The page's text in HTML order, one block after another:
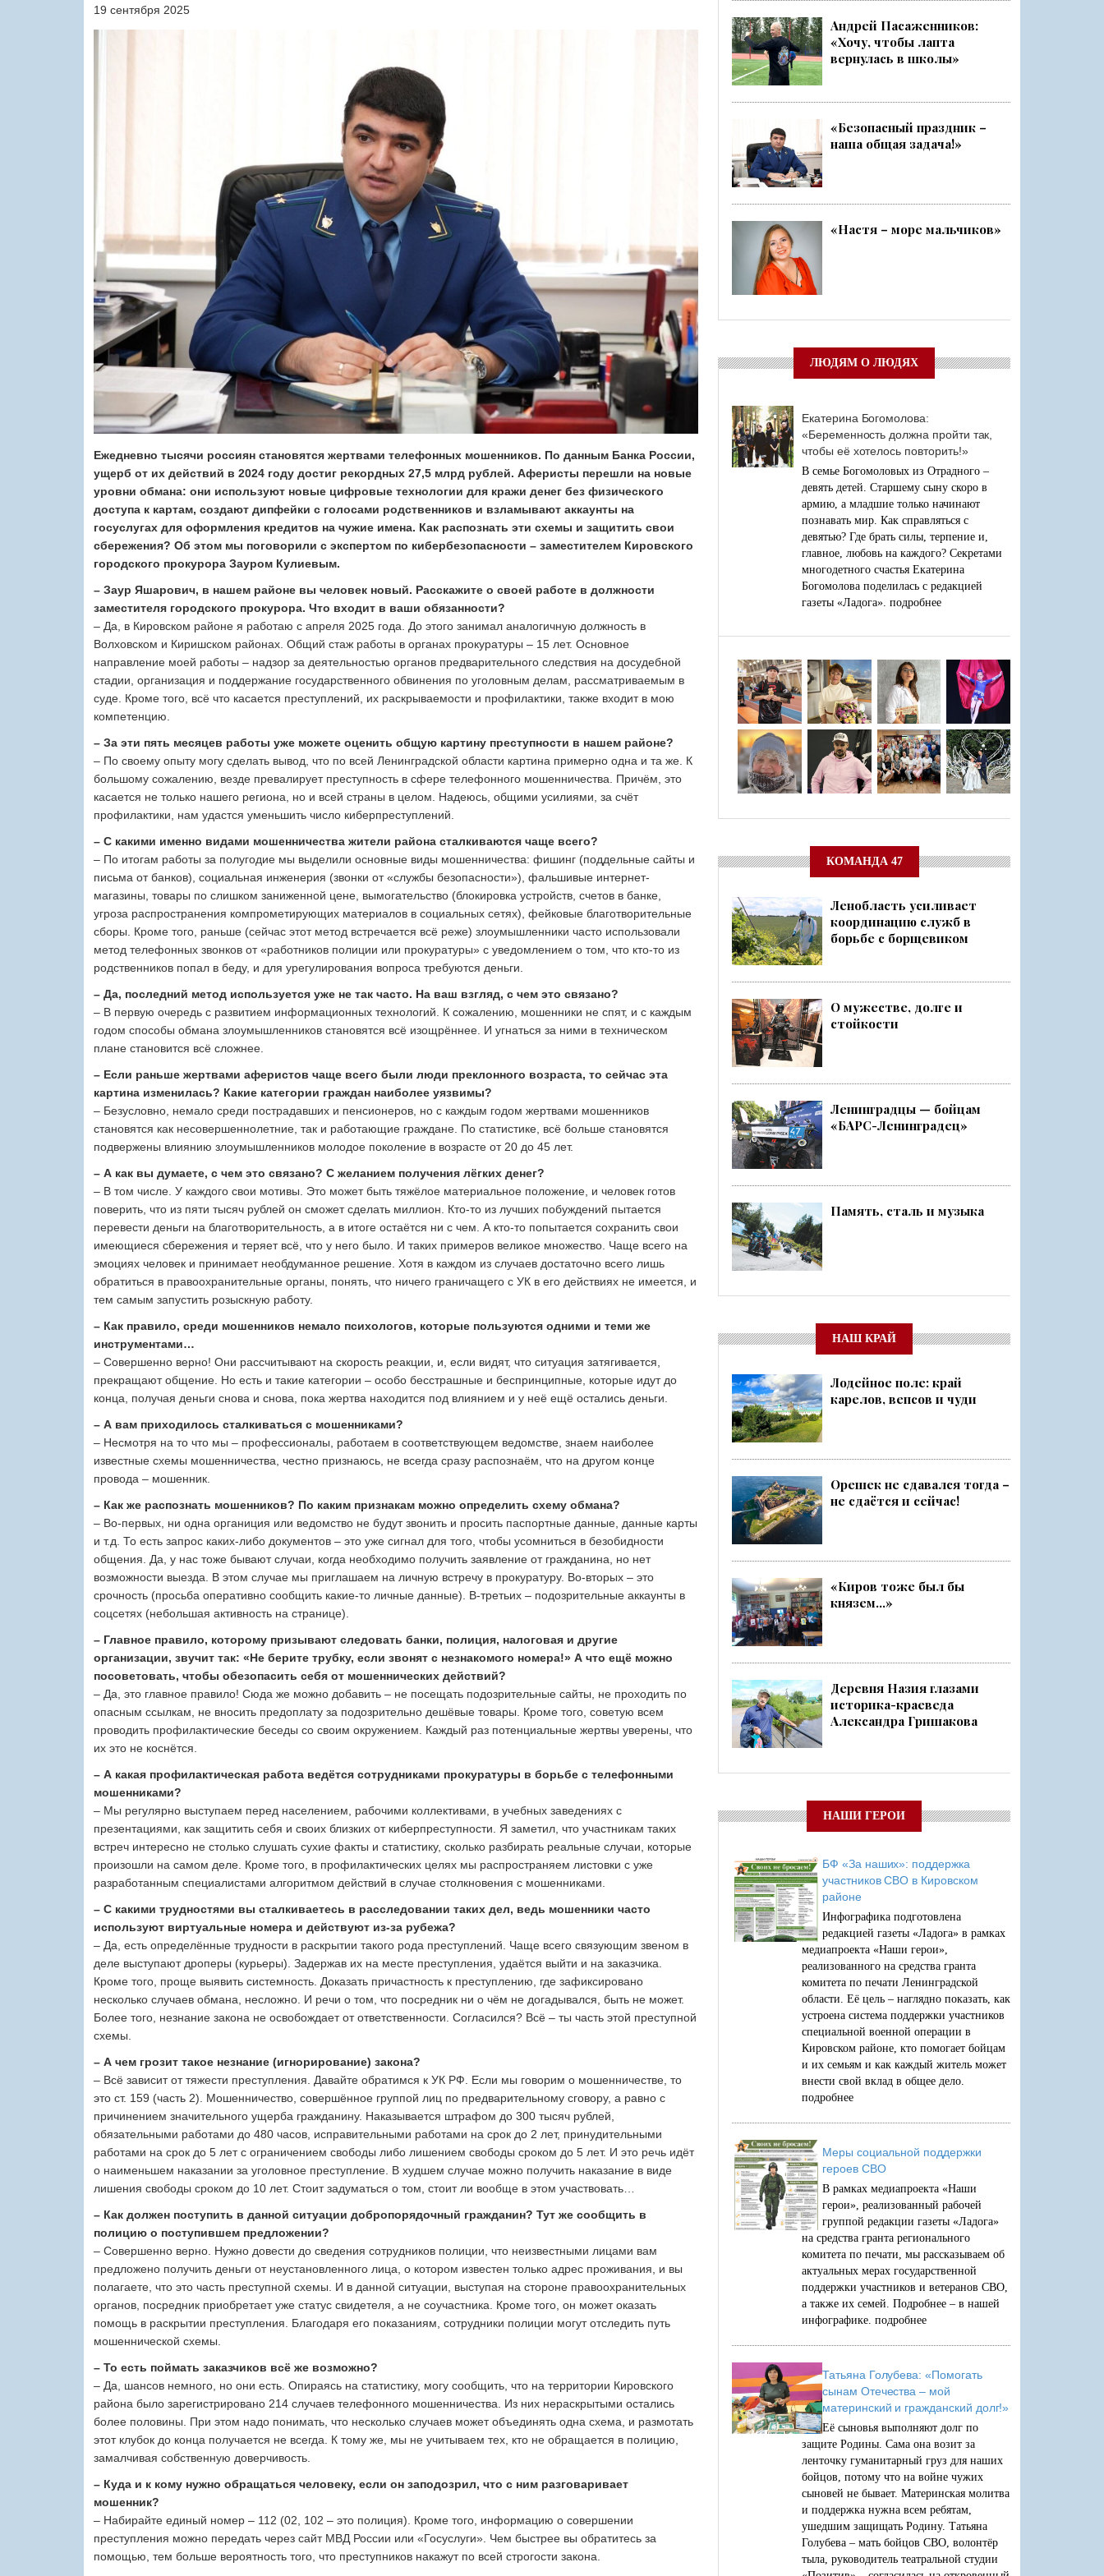
Особенный спортивно-туристский слёт
Юлия Бахир в составе сборной Ленобласти стала серебряным ...
Трудовой отряд: делаем город чище, а себя — каждый раз ещ...
Новоселье в поселке Синявино
ОБЩЕСТВО
Скоро в школу!
24 ИЮЛЯ 2026
ОБЩЕСТВО
Спрашивали? Отвечаем!
04 АВГУСТА 2026
19 сентября 2025
Ежедневно тысячи россиян становятся жертвами телефонных мошенников. По данным Банка России,
ущерб от их действий в 2024 году достиг рекордных 27,5 млрд рублей. Аферисты перешли на новые
уровни обмана: они используют новые цифровые технологии для кражи денег без физического
доступа к картам, создают дипфейки с голосами родственников и взламывают аккаунты на
госуслугах для оформления кредитов на чужие имена. Как распознать эти схемы и защитить свои
сбережения? Об этом мы поговорили с экспертом по кибербезопасности – заместителем Кировского
городского прокурора Зауром Кулиевым.
– Заур Яшарович, в нашем районе вы человек новый. Расскажите о своей работе в должности
заместителя городского прокурора. Что входит в ваши обязанности?
– Да, в Кировском районе я работаю с апреля 2025 года. До этого занимал аналогичную должность в
Волховском и Киришском районах. Общий стаж работы в органах прокуратуры – 15 лет. Основное
направление моей работы – надзор за деятельностью органов предварительного следствия на досудебной
стадии, организация и поддержание государственного обвинения по уголовным делам, рассматриваемым в
суде. Кроме того, всё что касается преступлений, их раскрываемости и профилактики, также входит в мою
компетенцию.
– За эти пять месяцев работы уже можете оценить общую картину преступности в нашем районе?
– По своему опыту могу сделать вывод, что по всей Ленинградской области картина примерно одна и та же. К
большому сожалению, везде превалирует преступность в сфере телефонного мошенничества. Причём, это
касается не только нашего региона, но и всей страны в целом. Надеюсь, общими усилиями, за счёт
профилактики, нам удастся уменьшить число киберпреступлений.
– С какими именно видами мошенничества жители района сталкиваются чаще всего?
– По итогам работы за полугодие мы выделили основные виды мошенничества: фишинг (поддельные сайты и
письма от банков), социальная инженерия (звонки от «службы безопасности»), фальшивые интернет-
магазины, товары по слишком заниженной цене, вымогательство (блокировка устройств, счетов в банке,
угроза распространения компрометирующих материалов в социальных сетях), фейковые благотворительные
сборы. Кроме того, раньше (сейчас этот метод встречается всё реже) злоумышленники часто использовали
метод телефонных звонков от «работников полиции или прокуратуры» с уведомлением о том, что кто-то из
родственников попал в беду, и для урегулирования вопроса требуются деньги.
– Да, последний метод используется уже не так часто. На ваш взгляд, с чем это связано?
– В первую очередь с развитием информационных технологий. К сожалению, мошенники не спят, и с каждым
годом способы обмана злоумышленников становятся всё изощрённее. И угнаться за ними в техническом
плане становится всё сложнее.
– Если раньше жертвами аферистов чаще всего были люди преклонного возраста, то сейчас эта
картина изменилась? Какие категории граждан наиболее уязвимы?
– Безусловно, немало среди пострадавших и пенсионеров, но с каждым годом жертвами мошенников
становятся как несовершеннолетние, так и работающие граждане. По статистике, всё больше становятся
подвержены влиянию злоумышленников молодое поколение в возрасте от 20 до 45 лет.
– А как вы думаете, с чем это связано? С желанием получения лёгких денег?
– В том числе. У каждого свои мотивы. Это может быть тяжёлое материальное положение, и человек готов
поверить, что из пяти тысяч рублей он сможет сделать миллион. Кто-то из лучших побуждений пытается
перевести деньги на благотворительность, а в итоге остаётся ни с чем. А кто-то попытается сохранить свои
имеющиеся сбережения и теряет всё, что у него было. И таких примеров великое множество. Чаще всего на
эмоциях человек и принимает необдуманное решение. Хотя в каждом из случаев достаточно всего лишь
обратиться в правоохранительные органы, понять, что ничего граничащего с УК в его действиях не имеется, и
тем самым запустить розыскную работу.
– Как правило, среди мошенников немало психологов, которые пользуются одними и теми же
инструментами…
– Совершенно верно! Они рассчитывают на скорость реакции, и, если видят, что ситуация затягивается,
прекращают общение. Но есть и такие категории – особо бесстрашные и беспринципные, которые идут до
конца, получая деньги снова и снова, пока жертва находится под влиянием и у неё ещё остались деньги.
– А вам приходилось сталкиваться с мошенниками?
– Несмотря на то что мы – профессионалы, работаем в соответствующем ведомстве, знаем наиболее
известные схемы мошенничества, честно признаюсь, не всегда сразу распознаём, что на другом конце
провода – мошенник.
– Как же распознать мошенников? По каким признакам можно определить схему обмана?
– Во-первых, ни одна органиция или ведомство не будут звонить и просить паспортные данные, данные карты
и т.д. То есть запрос каких-либо документов – это уже сигнал для того, чтобы усомниться в безобидности
общения. Да, у нас тоже бывают случаи, когда необходимо получить заявление от гражданина, но нет
возможности выезда. В этом случае мы приглашаем на личную встречу в прокуратуру. Во-вторых – это
срочность (просьба оперативно сообщить какие-то личные данные). В-третьих – подозрительные аккаунты в
соцсетях (небольшая активность на странице).
– Главное правило, которому призывают следовать банки, полиция, налоговая и другие
организации, звучит так: «Не берите трубку, если звонят с незнакомого номера!» А что ещё можно
посоветовать, чтобы обезопасить себя от мошеннических действий?
– Да, это главное правило! Сюда же можно добавить – не посещать подозрительные сайты, не проходить по
опасным ссылкам, не вносить предоплату за подозрительно дешёвые товары. Кроме того, советую всем
проводить профилактические беседы со своим окружением. Каждый раз потенциальные жертвы уверены, что
их это не коснётся.
– А какая профилактическая работа ведётся сотрудниками прокуратуры в борьбе с телефонными
мошенниками?
– Мы регулярно выступаем перед населением, рабочими коллективами, в учебных заведениях с
презентациями, как защитить себя и своих близких от киберпреступности. Я заметил, что участникам таких
встреч интересно не столько слушать сухие факты и статистику, сколько разбирать реальные случаи, которые
произошли на самом деле. Кроме того, в профилактических целях мы распространяем листовки с уже
разработанным специалистами алгоритмом действий в случае столкновения с мошенниками.
– С какими трудностями вы сталкиваетесь в расследовании таких дел, ведь мошенники часто
используют виртуальные номера и действуют из-за рубежа?
– Да, есть определённые трудности в раскрытии такого рода преступлений. Чаще всего связующим звеном в
деле выступают дроперы (курьеры). Задержав их на месте преступления, удаётся выйти и на заказчика.
Кроме того, проще выявить системность. Доказать причастность к преступлению, где зафиксировано
несколько случаев обмана, несложно. И речи о том, что посредник ни о чём не догадывался, быть не может.
Более того, незнание закона не освобождает от ответственности. Согласился? Всё – ты часть этой преступной
схемы.
– А чем грозит такое незнание (игнорирование) закона?
– Всё зависит от тяжести преступления. Давайте обратимся к УК РФ. Если мы говорим о мошенничестве, то
это ст. 159 (часть 2). Мошенничество, совершённое группой лиц по предварительному сговору, а равно с
причинением значительного ущерба гражданину. Наказывается штрафом до 300 тысяч рублей,
обязательными работами до 480 часов, исправительными работами на срок до 2 лет, принудительными
работами на срок до 5 лет с ограничением свободы либо лишением свободы сроком до 5 лет. И это речь идёт
о наименьшем наказании за уголовное преступление. В худшем случае можно получить наказание в виде
лишения свободы сроком до 10 лет. Стоит задуматься о том, стоит ли вообще в этом участвовать…
– Как должен поступить в данной ситуации добропорядочный гражданин? Тут же сообщить в
полицию о поступившем предложении?
– Совершенно верно. Нужно довести до сведения сотрудников полиции, что неизвестными лицами вам
предложено получить деньги от неустановленного лица, о котором известен только адрес проживания, и вы
полагаете, что это часть преступной схемы. И в данной ситуации, выступая на стороне правоохранительных
органов, посредник приобретает уже статус свидетеля, а не соучастника. Кроме того, он может оказать
помощь в раскрытии преступления. Благодаря его показаниям, сотрудники полиции могут отследить путь
мошеннической схемы.
– То есть поймать заказчиков всё же возможно?
– Да, шансов немного, но они есть. Опираясь на статистику, могу сообщить, что на территории Кировского
района было зарегистрировано 214 случаев телефонного мошенничества. Из них нераскрытыми остались
более половины. При этом надо понимать, что несколько случаев может объединять одна схема, и размотать
этот клубок до конца получается не всегда. К тому же, мы не учитываем тех, кто не обращается в полицию,
замалчивая собственную доверчивость.
– Куда и к кому нужно обращаться человеку, если он заподозрил, что с ним разговаривает
мошенник?
– Набирайте единый номер – 112 (02, 102 – это полиция). Кроме того, информацию о совершении
преступления можно передать через сайт МВД России или «Госуслуги». Чем быстрее вы обратитесь за
помощью, тем больше вероятность того, что преступников накажут по всей строгости закона.
Андрей Пасаженников:
«Хочу, чтобы лапта
вернулась в школы»
«Безопасный праздник –
наша общая задача!»
«Настя – море мальчиков»
ЛЮДЯМ О ЛЮДЯХ
Екатерина Богомолова:
«Беременность должна пройти так,
чтобы её хотелось повторить!»
В семье Богомоловых из Отрадного –
девять детей. Старшему сыну скоро в
армию, а младшие только начинают
познавать мир. Как справляться с
девятью? Где брать силы, терпение и,
главное, любовь на каждого? Секретами
многодетного счастья Екатерина
Богомолова поделилась с редакцией
газеты «Ладога». подробнее
КОМАНДА 47
Ленобласть усиливает
координацию служб в
борьбе с борщевиком
О мужестве, долге и
стойкости
Ленинградцы — бойцам
«БАРС-Ленинградец»
Память, сталь и музыка
НАШ КРАЙ
Лодейное поле: край
карелов, вепсов и чуди
Орешек не сдавался тогда –
не сдаётся и сейчас!
«Киров тоже был бы
князем...»
Деревня Назия глазами
историка-краеведа
Александра Гришакова
НАШИ ГЕРОИ
БФ «За наших»: поддержка
участников СВО в Кировском
районе
Инфографика подготовлена
редакцией газеты «Ладога» в рамках
медиапроекта «Наши герои»,
реализованного на средства гранта
комитета по печати Ленинградской
области. Её цель – наглядно показать, как
устроена система поддержки участников
специальной военной операции в
Кировском районе, кто помогает бойцам
и их семьям и как каждый житель может
внести свой вклад в общее дело.
подробнее
Меры социальной поддержки
героев СВО
В рамках медиапроекта «Наши
герои», реализованный рабочей
группой редакции газеты «Ладога»
на средства гранта регионального
комитета по печати, мы рассказываем об
актуальных мерах государственной
поддержки участников и ветеранов СВО,
а также их семей. Подробнее – в нашей
инфографике. подробнее
Татьяна Голубева: «Помогать
сынам Отечества – мой
материнский и гражданский долг!»
Её сыновья выполняют долг по
защите Родины. Сама она возит за
ленточку гуманитарный груз для наших
бойцов, потому что на войне чужих
сыновей не бывает. Материнская молитва
и поддержка нужна всем ребятам,
ушедшим защищать Родину. Татьяна
Голубева – мать бойцов СВО, волонтёр
тыла, руководитель театральной студии